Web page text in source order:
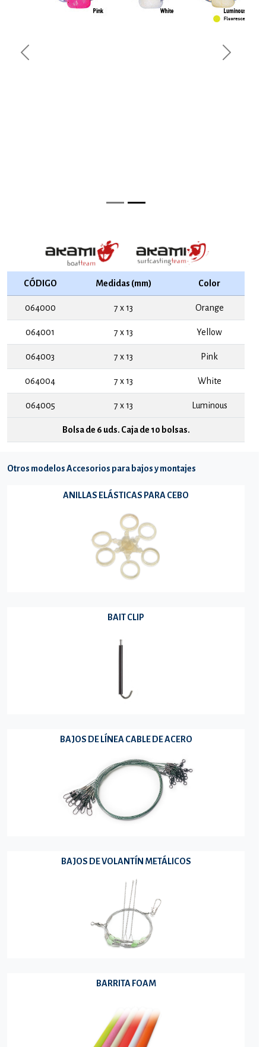
Previous Next
CÓDIGO Medidas (mm) Color
064000 7 x 13 Orange
064001 7 x 13 Yellow
064003 7 x 13 Pink
064004 7 x 13 White
064005 7 x 13 Luminous
Bolsa de 6 uds. Caja de 10 bolsas.
Otros modelos Accesorios para bajos y montajes
ANILLAS ELÁSTICAS PARA CEBO
BAIT CLIP
BAJOS DE LÍNEA CABLE DE ACERO
BAJOS DE VOLANTÍN METÁLICOS
BARRITA FOAM